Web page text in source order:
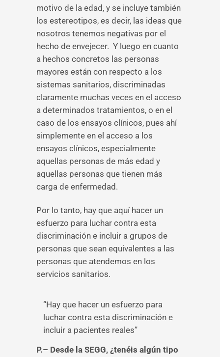
motivo de la edad, y se incluye también
los estereotipos, es decir, las ideas que
nosotros tenemos negativas por el
hecho de envejecer. Y luego en cuanto
a hechos concretos las personas
mayores están con respecto a los
sistemas sanitarios, discriminadas
claramente muchas veces en el acceso
a determinados tratamientos, o en el
caso de los ensayos clínicos, pues ahí
simplemente en el acceso a los
ensayos clínicos, especialmente
aquellas personas de más edad y
aquellas personas que tienen más
carga de enfermedad.
Por lo tanto, hay que aquí hacer un
esfuerzo para luchar contra esta
discriminación e incluir a grupos de
personas que sean equivalentes a las
personas que atendemos en los
servicios sanitarios.
“Hay que hacer un esfuerzo para
luchar contra esta discriminación e
incluir a pacientes reales”
P.– Desde la SEGG, ¿tenéis algún tipo